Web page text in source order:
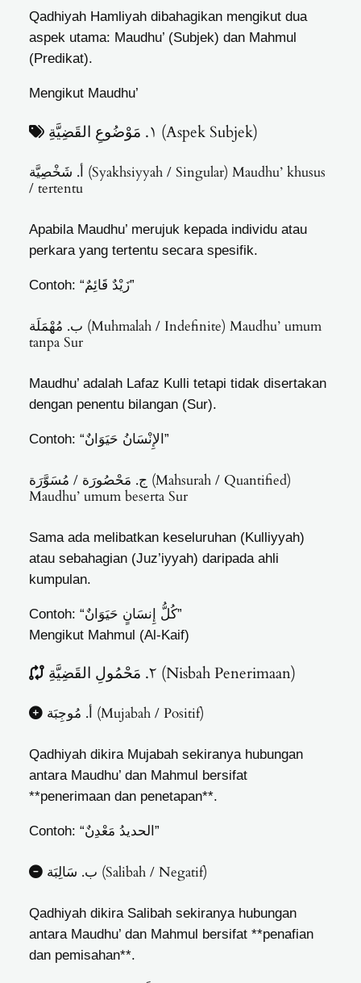
Qadhiyah Hamliyah dibahagikan mengikut dua
aspek utama: Maudhu’ (Subjek) dan Mahmul
(Predikat).
Mengikut Maudhu’
١. مَوْضُوعِ القَضِيَّةِ (Aspek Subjek)
أ. شَخْصِيَّة (Syakhsiyyah / Singular) Maudhu’ khusus
/ tertentu
Apabila Maudhu’ merujuk kepada individu atau
perkara yang tertentu secara spesifik.
Contoh: “زَيْدٌ قَائِمٌ”
ب. مُهْمَلَة (Muhmalah / Indefinite) Maudhu’ umum
tanpa Sur
Maudhu’ adalah Lafaz Kulli tetapi tidak disertakan
dengan penentu bilangan (Sur).
Contoh: “الإِنْسَانُ حَيَوَانٌ”
ج. مَحْصُورَة / مُسَوَّرَة (Mahsurah / Quantified)
Maudhu’ umum beserta Sur
Sama ada melibatkan keseluruhan (Kulliyyah)
atau sebahagian (Juz’iyyah) daripada ahli
kumpulan.
Contoh: “كُلُّ إِنسَانٍ حَيَوَانٌ”
Mengikut Mahmul (Al-Kaif)
٢. مَحْمُولِ القَضِيَّةِ (Nisbah Penerimaan)
أ. مُوجِبَة (Mujabah / Positif)
Qadhiyah dikira Mujabah sekiranya hubungan
antara Maudhu’ dan Mahmul bersifat
**penerimaan dan penetapan**.
Contoh: “الحديدُ مَعْدِنٌ”
ب. سَالِبَة (Salibah / Negatif)
Qadhiyah dikira Salibah sekiranya hubungan
antara Maudhu’ dan Mahmul bersifat **penafian
dan pemisahan**.